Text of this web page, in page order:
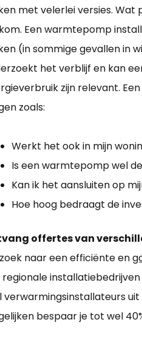
met velerlei versies. Wat
Een warmtepomp
(in sommige gevallen in
het verblijf en kan
zijn relevant.
zoals:
Werkt het ook in mijn
Is een warmtepomp wel
Kan ik het aansluiten op
Hoe hoog bedraagt de
offertes van
naar een efficiënte en
verwarmingsinstallateurs
bespaar je tot wel